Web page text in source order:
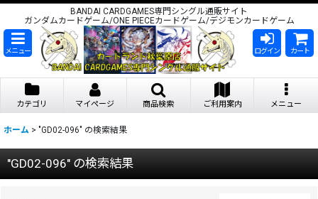
BANDAI CARDGAMES専門シングル通販サイト
ガンダムカードゲーム/ONE PIECEカードゲーム/デジモンカードゲーム
メニュー ログイン カート
カテゴリ マイページ 商品検索 ご利用案内 メニュー
ホーム > "GD02-096" の検索結果
"GD02-096" の検索結果